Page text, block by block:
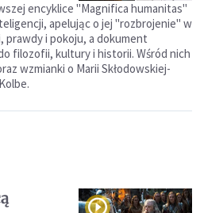
encyklice "Magnifica humanitas"
apelując o jej "rozbrojenie" w
prawdy i pokoju, a dokument
filozofii, kultury i historii. Wśród nich
wzmianki o Marii Skłodowskiej-